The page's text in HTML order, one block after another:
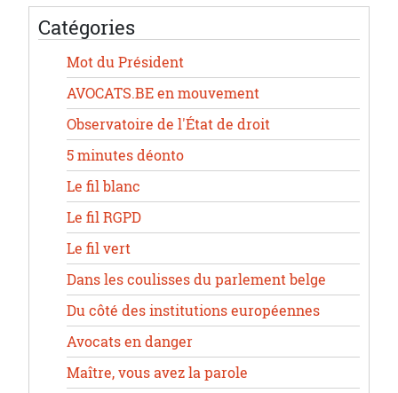
Catégories
Mot du Président
AVOCATS.BE en mouvement
Observatoire de l'État de droit
5 minutes déonto
Le fil blanc
Le fil RGPD
Le fil vert
Dans les coulisses du parlement belge
Du côté des institutions européennes
Avocats en danger
Maître, vous avez la parole